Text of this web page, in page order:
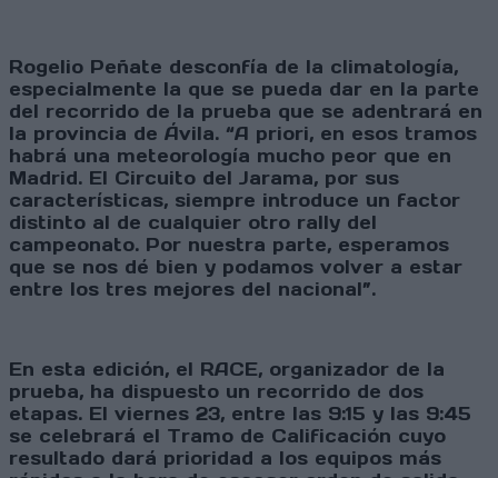
Rogelio Peñate desconfía de la climatología,
especialmente la que se pueda dar en la parte
del recorrido de la prueba que se adentrará en
la provincia de Ávila. “A priori, en esos tramos
habrá una meteorología mucho peor que en
Madrid. El Circuito del Jarama, por sus
características, siempre introduce un factor
distinto al de cualquier otro rally del
campeonato. Por nuestra parte, esperamos
que se nos dé bien y podamos volver a estar
entre los tres mejores del nacional”.
En esta edición, el RACE, organizador de la
prueba, ha dispuesto un recorrido de dos
etapas. El viernes 23, entre las 9:15 y las 9:45
se celebrará el Tramo de Calificación cuyo
resultado dará prioridad a los equipos más